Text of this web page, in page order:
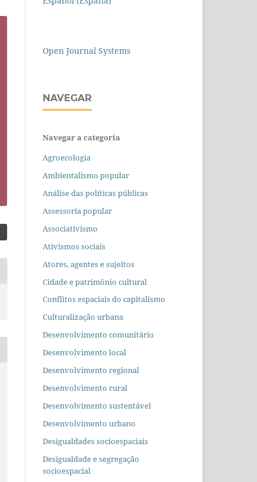
Open Journal Systems
NAVEGAR
Navegar a categoria
Agroecologia
Ambientalismo popular
Análise das políticas públicas
Assessoria popular
Associativismo
Ativismos sociais
Atores, agentes e sujeitos
Cidade e patrimônio cultural
Conflitos espaciais do capitalismo
Culturalização urbana
Desenvolvimento comunitário
Desenvolvimento local
Desenvolvimento regional
Desenvolvimento rural
Desenvolvimento sustentável
Desenvolvimento urbano
Desigualdades socioespaciais
Desigualdade e segregação
socioespacial